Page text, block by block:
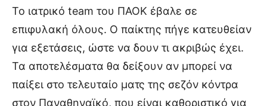
Το ιατρικό team του ΠΑΟΚ έβαλε σε
επιφυλακή όλους. Ο παίκτης πήγε κατευθείαν
για εξετάσεις, ώστε να δουν τι ακριβώς έχει.
Τα αποτελέσματα θα δείξουν αν μπορεί να
παίξει στο τελευταίο ματς της σεζόν κόντρα
στον Παναθηναϊκό, που είναι καθοριστικό για